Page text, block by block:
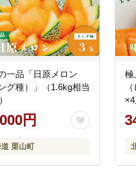
一品「日原メロン
グ種）」（1.6kg相当
円
栗山町
極
×4